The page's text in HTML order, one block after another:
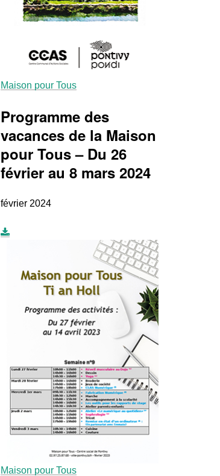
Maison pour Tous
Programme des
vacances de la Maison
pour Tous – Du 26
février au 8 mars 2024
février 2024
Maison pour Tous